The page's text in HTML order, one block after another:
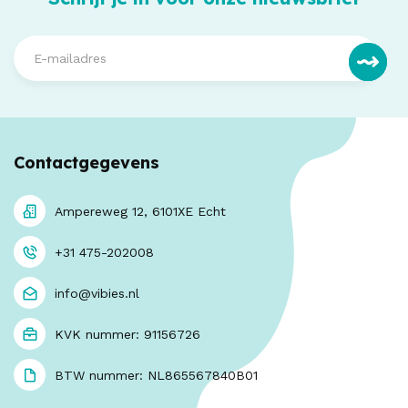
Contactgegevens
Ampereweg 12, 6101XE Echt
+31 475-202008
info@vibies.nl
KVK nummer: 91156726
BTW nummer: NL865567840B01